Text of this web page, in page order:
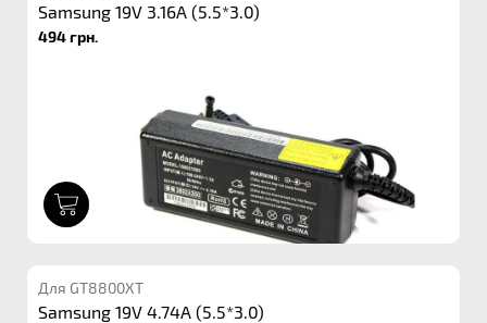
Samsung 19V 3.16A (5.5*3.0)
494 грн.
Для GT8800XT
Samsung 19V 4.74A (5.5*3.0)